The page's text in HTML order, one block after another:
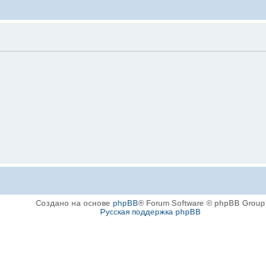
Создано на основе phpBB® Forum Software © phpBB Group
Русская поддержка phpBB